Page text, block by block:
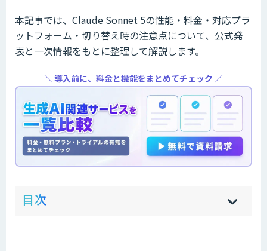
本記事では、Claude Sonnet 5の性能・料金・対応プラ
ットフォーム・切り替え時の注意点について、公式発
表と一次情報をもとに整理して解説します。
＼ 導入前に、料金と機能をまとめてチェック ／
目次 hi
]
sh
]